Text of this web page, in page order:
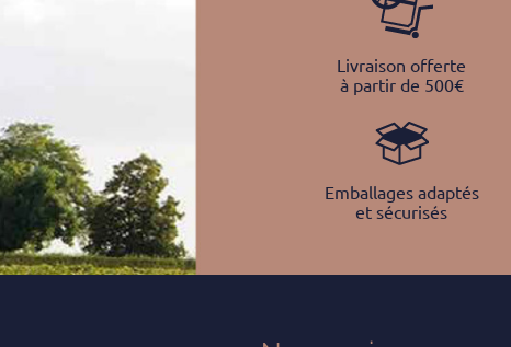
Livraison offerte
à partir de 500€
Emballages adaptés
et sécurisés